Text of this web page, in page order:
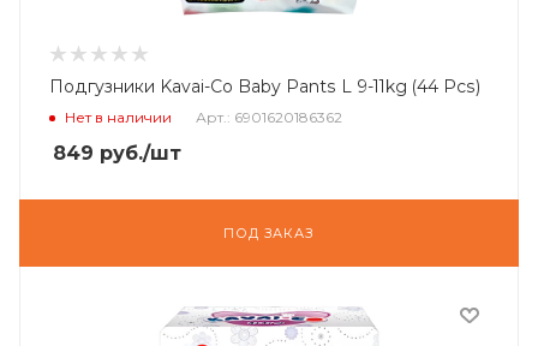
Подгузники Kavai-Co Baby Pants L 9-11kg (44 Pcs)
Нет в наличии Арт.: 6901620186362
849 руб./шт
ПОД ЗАКАЗ